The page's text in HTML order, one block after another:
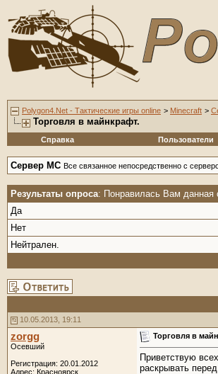
Polygon4.Net - Тактические игры online > Minecraft >
Торговля в майнкрафт.
Справка
Пользователи
Сервер MC Все связанное непосредственно с
Результаты опроса: Понравилась Вам данная
Да
Нет
Нейтрален.
10.05.2013, 19:11
zorgg
Осевший
Регистрация: 20.01.2012
Адрес: Красноярск
Торговля в
Приветствую
раскрывать